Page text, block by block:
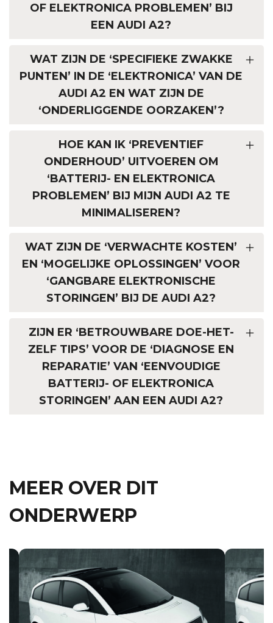
OF ELEKTRONICA PROBLEMEN’ BIJ
EEN AUDI A2?
WAT ZIJN DE ‘SPECIFIEKE ZWAKKE
PUNTEN’ IN DE ‘ELEKTRONICA’ VAN DE
AUDI A2 EN WAT ZIJN DE
‘ONDERLIGGENDE OORZAKEN’?
HOE KAN IK ‘PREVENTIEF
ONDERHOUD’ UITVOEREN OM
‘BATTERIJ- EN ELEKTRONICA
PROBLEMEN’ BIJ MIJN AUDI A2 TE
MINIMALISEREN?
WAT ZIJN DE ‘VERWACHTE KOSTEN’
EN ‘MOGELIJKE OPLOSSINGEN’ VOOR
‘GANGBARE ELEKTRONISCHE
STORINGEN’ BIJ DE AUDI A2?
ZIJN ER ‘BETROUWBARE DOE-HET-
ZELF TIPS’ VOOR DE ‘DIAGNOSE EN
REPARATIE’ VAN ‘EENVOUDIGE
BATTERIJ- OF ELEKTRONICA
STORINGEN’ AAN EEN AUDI A2?
MEER OVER DIT
ONDERWERP